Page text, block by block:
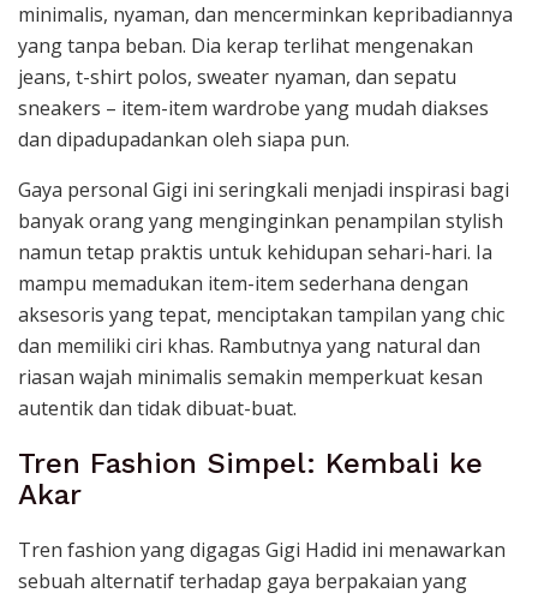
minimalis, nyaman, dan mencerminkan kepribadiannya
yang tanpa beban. Dia kerap terlihat mengenakan
jeans, t-shirt polos, sweater nyaman, dan sepatu
sneakers – item-item wardrobe yang mudah diakses
dan dipadupadankan oleh siapa pun.
Gaya personal Gigi ini seringkali menjadi inspirasi bagi
banyak orang yang menginginkan penampilan stylish
namun tetap praktis untuk kehidupan sehari-hari. Ia
mampu memadukan item-item sederhana dengan
aksesoris yang tepat, menciptakan tampilan yang chic
dan memiliki ciri khas. Rambutnya yang natural dan
riasan wajah minimalis semakin memperkuat kesan
autentik dan tidak dibuat-buat.
Tren Fashion Simpel: Kembali ke
Akar
Tren fashion yang digagas Gigi Hadid ini menawarkan
sebuah alternatif terhadap gaya berpakaian yang